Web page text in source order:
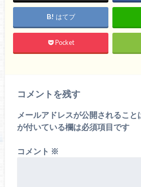
はてブ
Pocket
コメントを残す
メールアドレスが公開されること
が付いている欄は必須項目です
コメント ※